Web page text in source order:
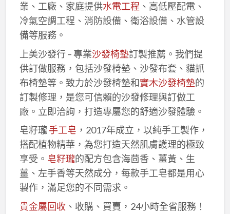
業、工廠、家庭提供水電工程 、高低壓配電、
冷氣空調工程、消防設備、衛浴設備、水管設
備等服務。
上美沙發行 – 專業沙發椅墊訂製推薦。我們提
供訂做服務，包括沙發椅墊、沙發布套、貓抓
布椅墊等。致力於沙發椅墊和實木沙發椅墊的
訂製修理，是您可信賴的沙發修理與訂做工
廠。立即洽詢，打造專屬您的舒適沙發體驗。
皂籽瓏手工皂 ，2017年成立，以純手工製作，
搭配植物精華，為您打造天然肌膚護理的極致
享受。 皂籽瓏的配方包含海茴香、薑黃、生
薑、左手香等天然成分，每款手工皂都是用心
製作，滿足您的不同需求。
貴金屬回收、收購、買賣，24小時全省服務！